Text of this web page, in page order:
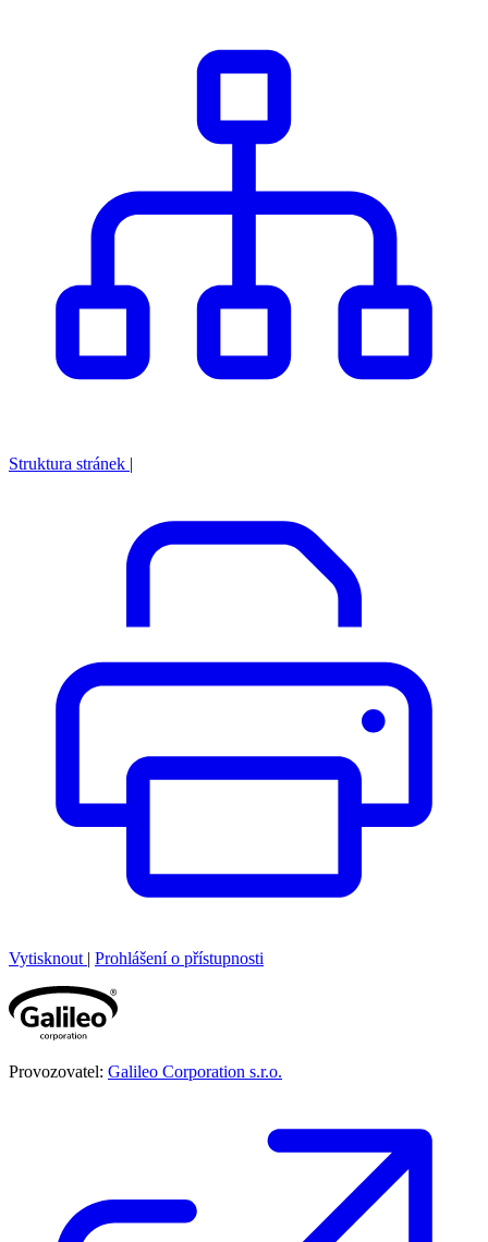
Struktura stránek |
Vytisknout | Prohlášení o přístupnosti
Provozovatel: Galileo Corporation s.r.o.